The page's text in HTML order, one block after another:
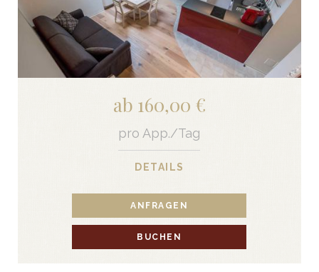
ab 160,00 €
pro App./Tag
DETAILS
ANFRAGEN
BUCHEN